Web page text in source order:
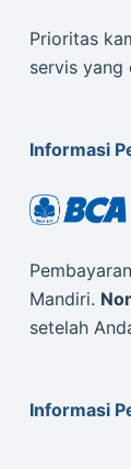
Prioritas
servis yang
Informasi
Mandiri.
setelah
Informasi